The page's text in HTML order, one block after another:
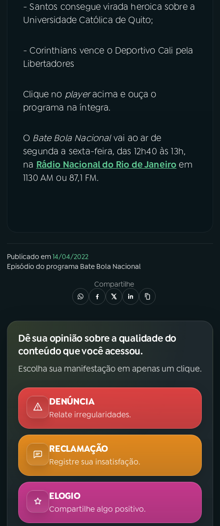
- Santos consegue virada heroica sobre a
Universidade Católica de Quito;
- Corinthians vence o Deportivo Cali pela
Libertadores
Clique no playeracima e ouça o
programa na íntegra.
O Bate Bola Nacionalvai ao ar de
segunda a sexta-feira, das 12h40 às 13h,
na Rádio Nacional do Rio de Janeiro em
1130 AM ou 87,1 FM.
Publicado em14/04/2022
Episódio do programa Bate Bola Nacional
Compartilhe
Dê sua opinião sobre a qualidade do
conteúdo que você acessou.
Escolha sua manifestação em apenas um clique.
DENÚNCIA
Relate irregularidades.
RECLAMAÇÃO
Registre sua insatisfação.
ELOGIO
Compartilhe algo positivo.